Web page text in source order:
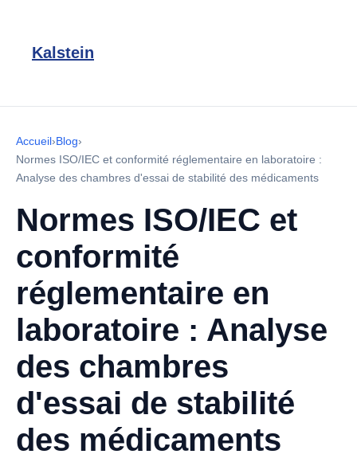
Kalstein
Accueil›Blog›
Normes ISO/IEC et conformité réglementaire en laboratoire :
Analyse des chambres d'essai de stabilité des médicaments
Normes ISO/IEC et
conformité
réglementaire en
laboratoire : Analyse
des chambres
d'essai de stabilité
des médicaments